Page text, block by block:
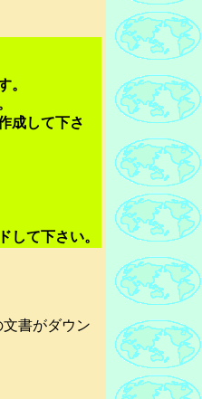
。
成して下さ
して下さい。
書がダウン